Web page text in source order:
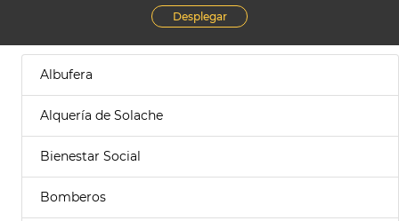
Desplegar
Albufera
Alquería de Solache
Bienestar Social
Bomberos